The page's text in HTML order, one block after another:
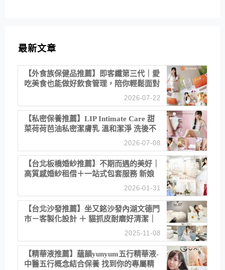
最新文章
【外食族保健品推薦】即客纖第三代｜愛
吃美食也能做好飲食管理，陪你輕鬆面對
2026-07-22
【私密保養推薦】LIP Intimate Care 甜
菜荷荷芭油私密潔膚乳 溫和潔淨 洗後不
2026-07-08
【台北板橋婚紗推薦】不期而遇的美好｜
高質感婚紗租借＋一站式包套服務 新娘
2026-01-31
【台北沙發推薦】坐又銘沙發內湖文德門
市－客製化設計 ＋ 貓抓皮耐磨好清潔｜
直營直銷、價格透明 高CP值打造夢想
居家風格
2025-11-08
【精華液推薦】蘊韻yunyum五行精華液-
中醫五行概念結合保養 找到你的專屬精